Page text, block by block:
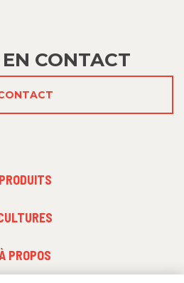
CONTACT
PRODUITS
PROPOS